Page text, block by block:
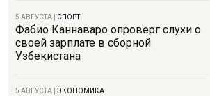
5 АВГУСТА СПОРТ
Фабио Каннаваро опроверг слухи о
своей зарплате в сборной
Узбекистана
5 АВГУСТА ЭКОНОМИКА